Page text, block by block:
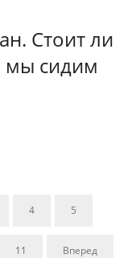
Стоит ли
мы сидим
4 5
11 Вперед